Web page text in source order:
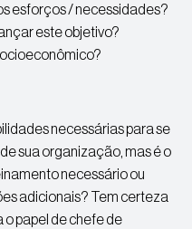
esforços / necessidades?
este objetivo?
necessárias para se
sua organização, mas é o
necessário ou
adicionais? Tem certeza
o papel de chefe de